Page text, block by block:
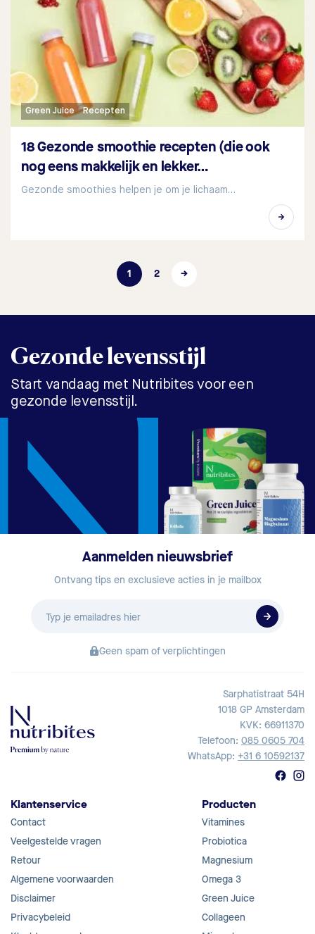
Green Juice Recepten
18 Gezonde smoothie recepten (die ook
nog eens makkelijk en lekker…
Gezonde smoothies helpen je om je lichaam…
1 2 →
Gezonde levensstijl
Start vandaag met Nutribites voor een
gezonde levensstijl.
Aanmelden nieuwsbrief
Ontvang tips en exclusieve acties in je mailbox
Geen spam of verplichtingen
Sarphatistraat 54H
1018 GP Amsterdam
KVK: 66911370
Telefoon: 085 0605 704
WhatsApp: +31 6 10592137
Klantenservice
Contact
Veelgestelde vragen
Retour
Algemene voorwaarden
Disclaimer
Privacybeleid
Producten
Vitamines
Probiotica
Magnesium
Omega 3
Green Juice
Collageen